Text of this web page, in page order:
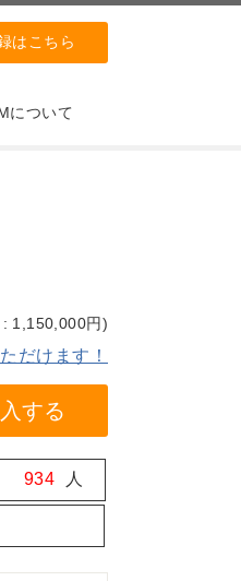
はこちら
について
: 1,150,000円)
だけます！
する
934 人